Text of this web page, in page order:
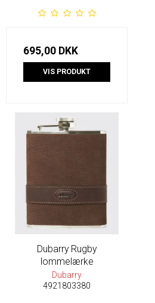
695,00 DKK
VIS PRODUKT
Dubarry Rugby
lommelærke
Dubarry
4921803380